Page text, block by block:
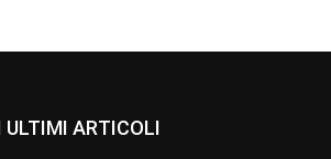
ULTIMI ARTICOLI